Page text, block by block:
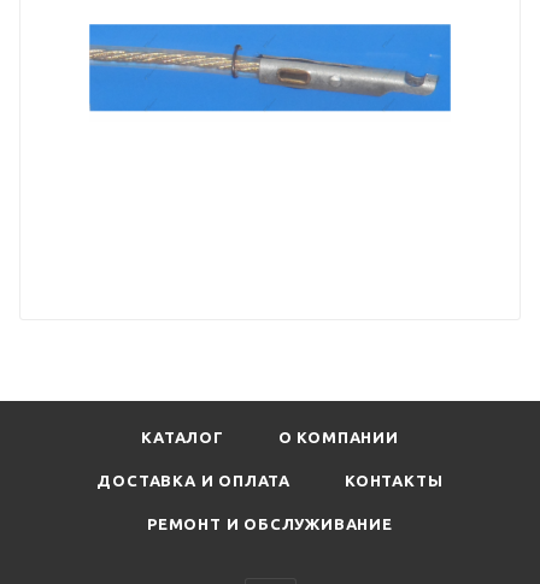
КАТАЛОГ О КОМПАНИИ
ДОСТАВКА И ОПЛАТА КОНТАКТЫ
РЕМОНТ И ОБСЛУЖИВАНИЕ